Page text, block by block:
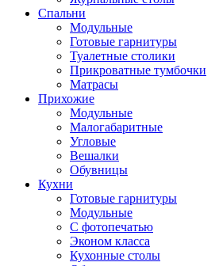
Спальни
Модульные
Готовые гарнитуры
Туалетные столики
Прикроватные тумбочки
Матрасы
Прихожие
Модульные
Малогабаритные
Угловые
Вешалки
Обувницы
Кухни
Готовые гарнитуры
Модульные
С фотопечатью
Эконом класса
Кухонные столы